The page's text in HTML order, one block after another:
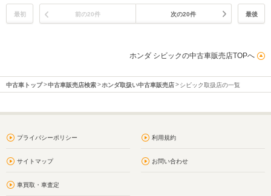
最初 前の20件 次の20件 最後
ホンダ シビックの中古車販売店TOPへ
中古車トップ 中古車販売店検索 ホンダ取扱い中古車販売店 シビック取扱店の一覧
プライバシーポリシー 利用規約
サイトマップ お問い合わせ
車買取・車査定